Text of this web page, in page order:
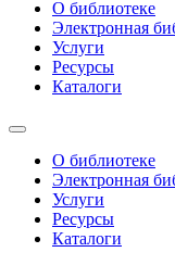
О библиотеке
Электронная
Услуги
Ресурсы
Каталоги
О библиотеке
Электронная
Услуги
Ресурсы
Каталоги